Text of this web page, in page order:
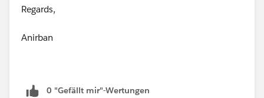
Regards,
Anirban
0 "Gefällt mir"-Wertungen